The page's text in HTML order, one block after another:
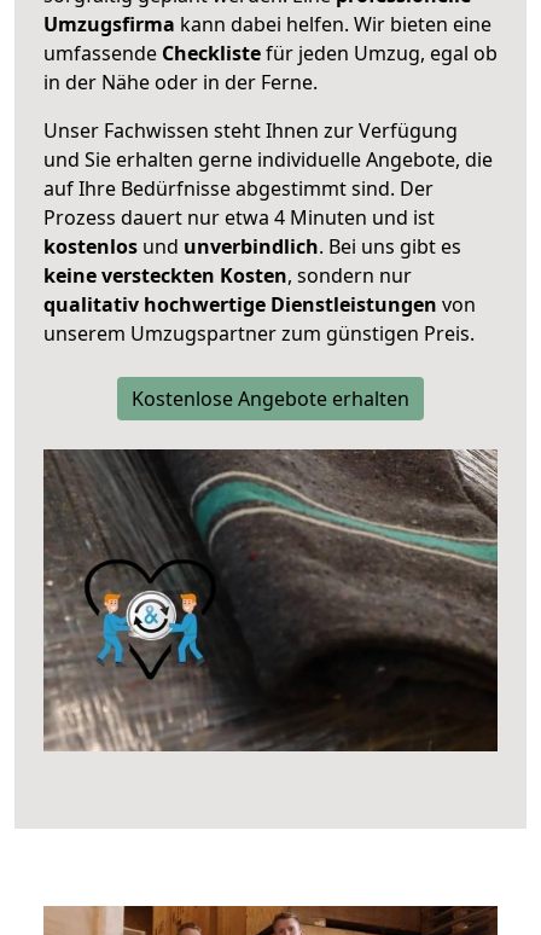
Umzugsfirma kann dabei helfen. Wir bieten eine
umfassende Checklistefür jeden Umzug, egal ob
in der Nähe oder in der Ferne.
Unser Fachwissen steht Ihnen zur Verfügung
und Sie erhalten gerne individuelle Angebote, die
auf Ihre Bedürfnisse abgestimmt sind. Der
Prozess dauert nur etwa 4 Minuten und ist
kostenlos und unverbindlich. Bei uns gibt es
keine versteckten Kosten, sondern nur
qualitativ hochwertige Dienstleistungen von
unserem Umzugspartner zum günstigen Preis.
Kostenlose Angebote erhalten